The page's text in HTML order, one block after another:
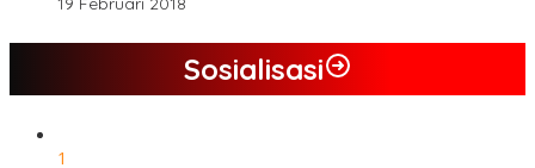
Sosialisasi
1